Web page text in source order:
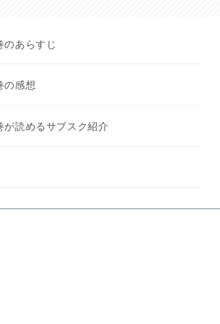
のあらすじ
の感想
が読めるサブスク紹介